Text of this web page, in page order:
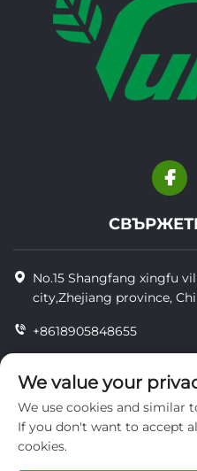
No.15 Shangfang xingfu
city,Zhejiang province,
+8618905848655
[email protected]
We value your
We use cookies and similar
If you don't want to accept
cookies.